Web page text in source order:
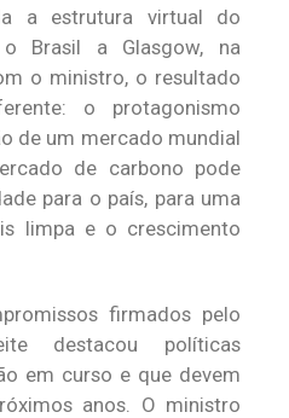
a estrutura virtual do
Brasil a Glasgow, na
o ministro, o resultado
o protagonismo
de um mercado mundial
de carbono pode
para o país, para uma
limpa e o crescimento
firmados pelo
destacou políticas
em curso e que devem
anos. O ministro